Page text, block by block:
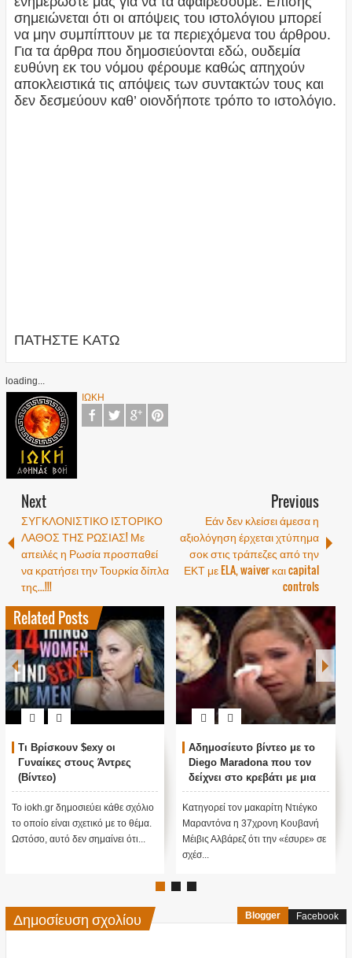
σημειώνεται ότι οι απόψεις του ιστολόγιου μπορεί
να μην συμπίπτουν με τα περιεχόμενα του άρθρου.
Για τα άρθρα που δημοσιεύονται εδώ, ουδεμία
ευθύνη εκ του νόμου φέρουμε καθώς απηχούν
αποκλειστικά τις απόψεις των συντακτών τους και
δεν δεσμεύουν καθ’ οιονδήποτε τρόπο το ιστολόγιο.
ΠΑΤΗΣΤΕ ΚΑΤΩ
loading...
ΙΩΚΗ
Next
ΣΥΓΚΛΟΝΙΣΤΙΚΟ ΙΣΤΟΡΙΚΟ
ΛΑΘΟΣ ΤΗΣ ΡΩΣΙΑΣ! Με
απειλές η Ρωσία προσπαθεί
να κρατήσει την Τουρκία δίπλα
της...!!!
Previous
Εάν δεν κλείσει άμεσα η
αξιολόγηση έρχεται χτύπημα
σοκ στις τράπεζες από την
ΕΚΤ με ELA, waiver και capital
controls
Related Posts
Έρευνα: Αυτοί οι άντρες
χαρίζουν του πιο έντονους
και δυνατούς οργασμούς!
Ο γυναικείος οργασμός εξαρτάται
από πολλούς παράγοντες –
σωματικούς και ψυχολογικούς.
ΑΠΑΓΟΡΕΥΟΥΝ ΤΟ
ΚΑΜΑΚΙ...!!! Πρόστιμο 750
ευρώ για κάποιον που κάνει
καμάκι!
(adsbygoogle =
window.adsbygoogle || []).push({});
Πρόστιμο 750 ευρώ θα
επιβάλλεται σε...
Δημοσίευση σχολίου Blogger Facebook